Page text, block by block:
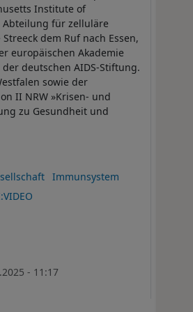
Institute of
Abteilung für zelluläre
dem Ruf nach Essen,
europäischen Akademie
deutschen AIDS-Stiftung.
sowie der
II NRW »Krisen- und
zu Gesundheit und
Immunsystem
- 11:17